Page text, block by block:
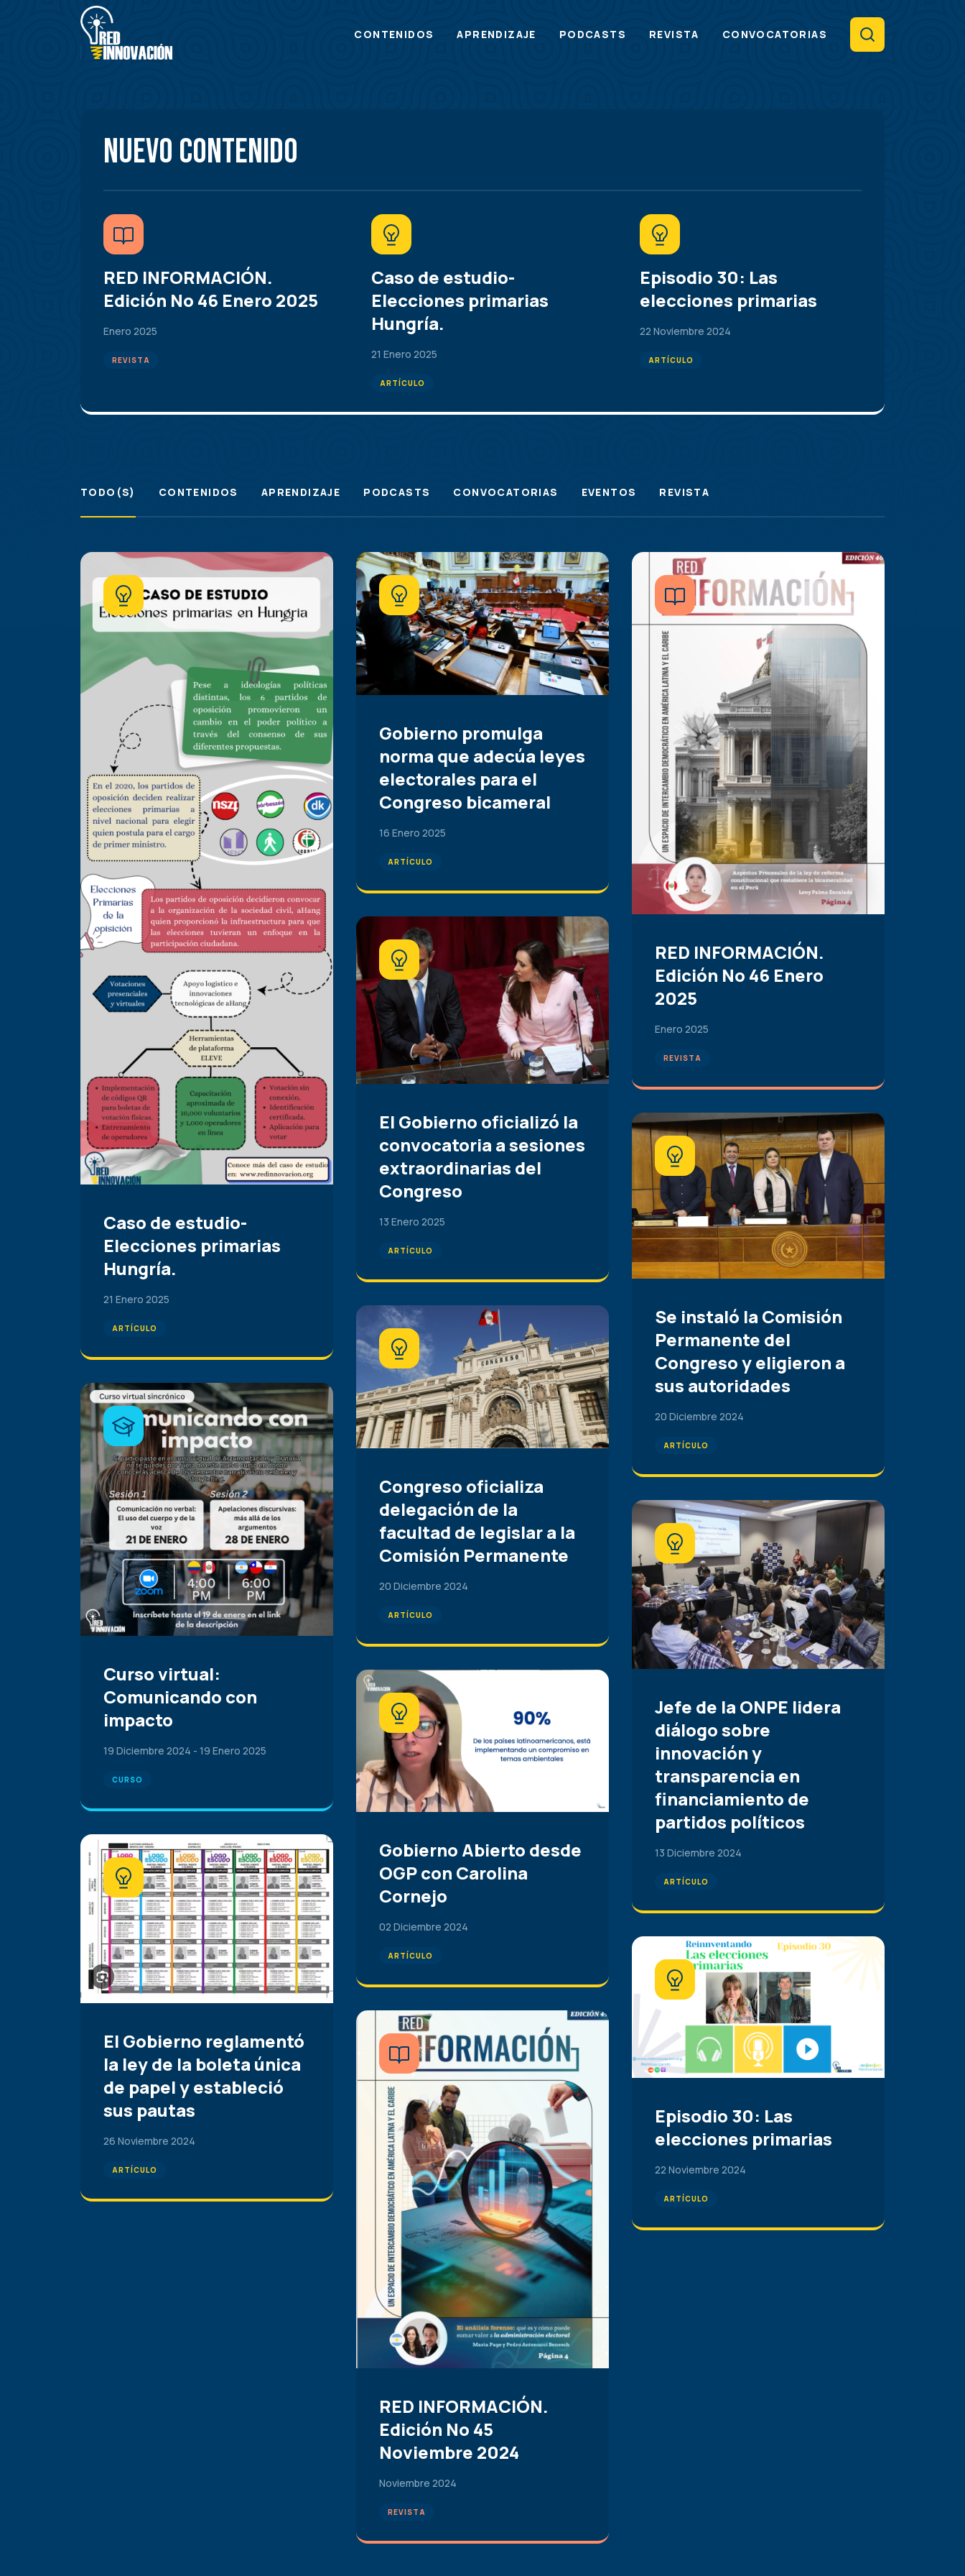
Main
CONTENIDOS APRENDIZAJE PODCASTS REVISTA CONVOCATORIAS Search
Nuevo contenido
RED INFORMACIÓN.
Edición No 46 Enero 2025
Enero 2025
REVISTA
Caso de estudio-
Elecciones primarias
Hungría.
21 Enero 2025
ARTÍCULO
Episodio 30: Las
elecciones primarias
22 Noviembre 2024
ARTÍCULO
TODO(S) CONTENIDOS APRENDIZAJE PODCASTS CONVOCATORIAS EVENTOS REVISTA
Caso de estudio-
Elecciones primarias
Hungría.
21 Enero 2025
ARTÍCULO
Gobierno promulga
norma que adecúa leyes
electorales para el
Congreso bicameral
16 Enero 2025
ARTÍCULO
RED INFORMACIÓN.
Edición No 46 Enero
2025
Enero 2025
REVISTA
El Gobierno oficializó la
convocatoria a sesiones
extraordinarias del
Congreso
13 Enero 2025
ARTÍCULO
Se instaló la Comisión
Permanente del
Congreso y eligieron a
sus autoridades
20 Diciembre 2024
ARTÍCULO
Congreso oficializa
delegación de la
facultad de legislar a la
Comisión Permanente
20 Diciembre 2024
ARTÍCULO
Curso virtual:
Comunicando con
impacto
19 Diciembre 2024 - 19 Enero 2025
CURSO
Jefe de la ONPE lidera
diálogo sobre
innovación y
transparencia en
financiamiento de
partidos políticos
13 Diciembre 2024
ARTÍCULO
Gobierno Abierto desde
OGP con Carolina
Cornejo
02 Diciembre 2024
ARTÍCULO
El Gobierno reglamentó
la ley de la boleta única
de papel y estableció
sus pautas
26 Noviembre 2024
ARTÍCULO
Episodio 30: Las
elecciones primarias
22 Noviembre 2024
ARTÍCULO
RED INFORMACIÓN.
Edición No 45
Noviembre 2024
Noviembre 2024
REVISTA